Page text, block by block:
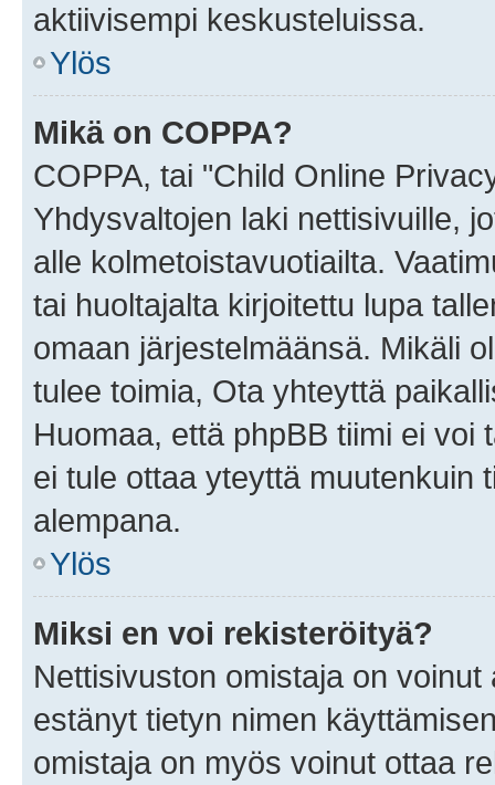
aktiivisempi keskusteluissa.
Ylös
Mikä on COPPA?
COPPA, tai "Child Online
Yhdysvaltojen laki nettisivuille,
alle kolmetoistavuotiailta.
tai huoltajalta kirjoitettu lupa
omaan järjestelmäänsä. Mikäli
tulee toimia, Ota yhteyttä
Huomaa, että phpBB tiimi ei
ei tule ottaa yteyttä muutenkuin
alempana.
Ylös
Miksi en voi rekisteröityä?
Nettisivuston omistaja on
estänyt tietyn nimen
omistaja on myös voinut ottaa